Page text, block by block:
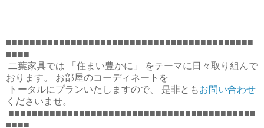
■■■■■■■■■■■■■■■■■■■■■■■■■■■■■■■■■■■■■■■■■■
■■■■
二葉家具では 「住まい豊かに」 をテーマに日々取り組んで
おります。 お部屋のコーディネートを
トータルにプランいたしますので、 是非ともお問い合わせ
くださいませ。
■■■■■■■■■■■■■■■■■■■■■■■■■■■■■■■■■■■■■■■■■■
■■■■